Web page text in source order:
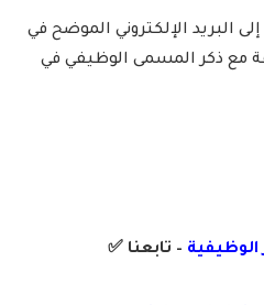
البريد الإلكتروني الموضح في
مع ذكر المسمى الوظيفي في
الوظيفية – تابعنا ✅